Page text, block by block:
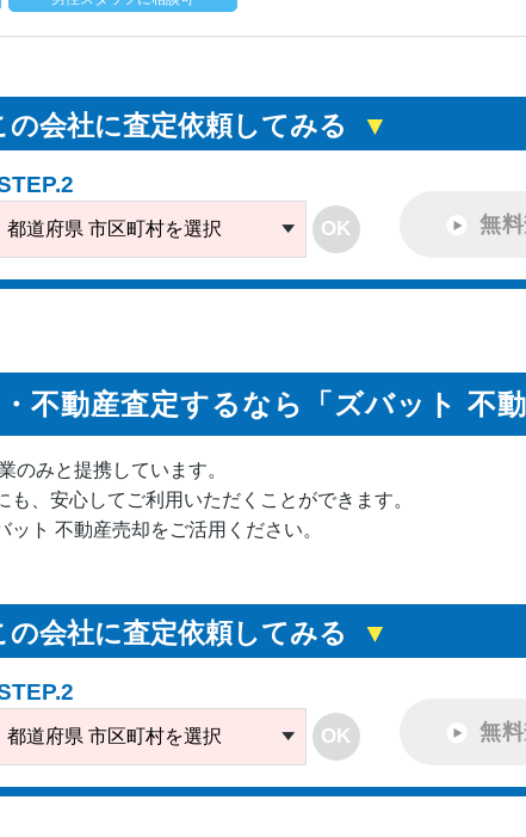
の会社に査定依頼してみる
都道府県 市区町村を選択 OK 無
不動産査定するなら「ズバット 不動
のみと提携しています。
、安心してご利用いただくことができます。
ト 不動産売却をご活用ください。
の会社に査定依頼してみる
都道府県 市区町村を選択 OK 無